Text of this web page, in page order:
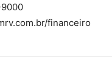
financeiro